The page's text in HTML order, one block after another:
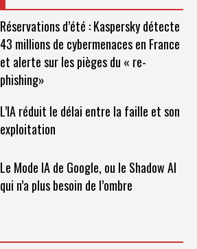
Réservations d’été : Kaspersky détecte
43 millions de cybermenaces en France
et alerte sur les pièges du « re-
phishing»
L’IA réduit le délai entre la faille et son
exploitation
Le Mode IA de Google, ou le Shadow AI
qui n’a plus besoin de l’ombre